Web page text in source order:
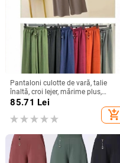
Pantaloni culotte de vară, talie
înaltă, croi lejer, mărime plus,
culoare uni, talie elastică, picioare
85.71 Lei
add_shopping_cart